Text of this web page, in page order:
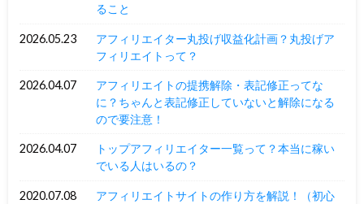
ること
2026.05.23
アフィリエイター丸投げ収益化計画？丸投げア
フィリエイトって？
2026.04.07
アフィリエイトの提携解除・表記修正ってな
に？ちゃんと表記修正していないと解除になる
ので要注意！
2026.04.07
トップアフィリエイター一覧って？本当に稼い
でいる人はいるの？
2020.07.08
アフィリエイトサイトの作り方を解説！（初心